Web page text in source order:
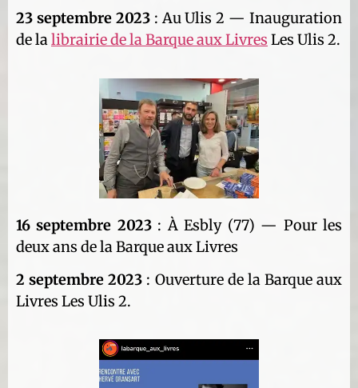
23 septembre 2023: Au Ulis 2 — Inauguration
de lalibrairie de la Barque aux Livres Les Ulis 2.
16 septembre 2023: À Esbly (77) — Pour les
deux ans de la Barque aux Livres
2 septembre 2023 : Ouverture de la Barque aux
Livres Les Ulis 2.